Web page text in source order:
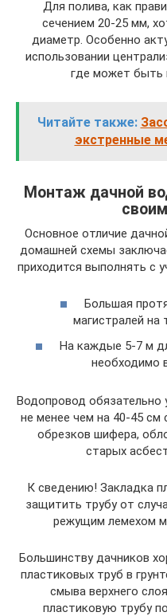
Для полива, как
сечением 20-25 мм,
диаметр. Особенно
использовании
где может быть
Читайте также:
экстренные
Монтаж дачной
Основное отличие
домашней схемы
приходится выполнять с
Большая
магистралей на
На каждые 5-7 м
необходимо
Водопровод обязательно
не менее чем на 40-45 см
обрезков шифера,
старых
К сведению! Закладка
защитить трубу от
режущим лемехом
Большинству дачников
пластиковых труб в
смыва верхнего
пластиковую трубу